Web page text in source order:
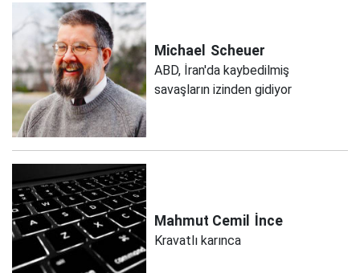
Michael Scheuer
ABD, İran'da kaybedilmiş
savaşların izinden gidiyor
Mahmut Cemil İnce
Kravatlı karınca